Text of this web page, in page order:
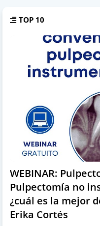
TOP 10
WEBINAR:
Pulpectomía no
¿cuál es la mejor
Erika Cortés